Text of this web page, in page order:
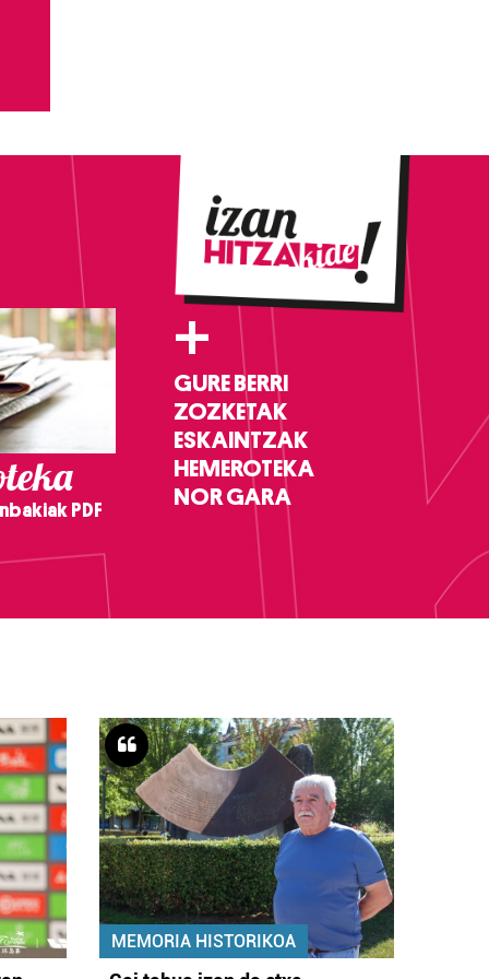
PDF
+
GURE BERRI
ZOZKETAK
ESKAINTZAK
HEMEROTEKA
NOR GARA
MEMORIA HISTORIKOA